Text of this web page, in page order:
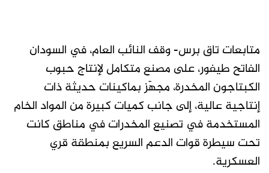
متابعات تاق برس- وقف النائب العام، في السودان
الفاتح طيفور، على مصنع متكامل لإنتاج حبوب
الكبتاجون المخدرة، مجهّز بماكينات حديثة ذات
إنتاجية عالية، إلى جانب كميات كبيرة من المواد الخام
المستخدمة في تصنيع المخدرات في مناطق كانت
تحت سيطرة قوات الدعم السريع بمنطقة قري
العسكرية.